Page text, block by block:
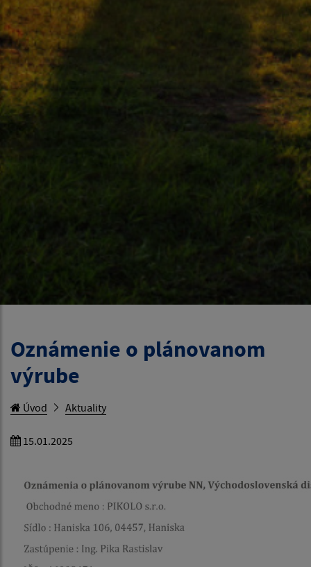
Oznámenie o plánovanom
výrube
Úvod Aktuality
15.01.2025